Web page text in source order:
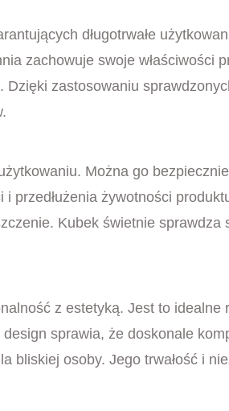
długotrwałe
zachowuje swoje właściwości
Dzięki zastosowaniu
Można go
przedłużenia żywotności
Kubek świetnie sprawdza
z estetyką. Jest to idealne
sprawia, że doskonale
bliskiej osoby. Jego trwałość i